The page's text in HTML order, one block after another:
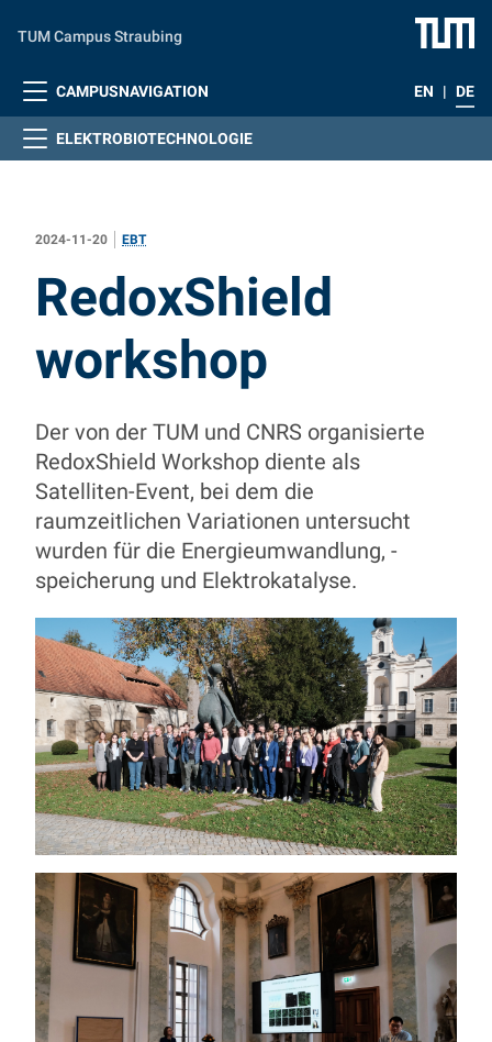
TUM Campus Straubing
CAMPUSNAVIGATION EN | DE
ELEKTROBIOTECHNOLOGIE
2024-11-20 EBT
:
RedoxShield
workshop
Der von der TUM und CNRS organisierte
RedoxShield Workshop diente als
Satelliten-Event, bei dem die
raumzeitlichen Variationen untersucht
wurden für die Energieumwandlung, -
speicherung und Elektrokatalyse.